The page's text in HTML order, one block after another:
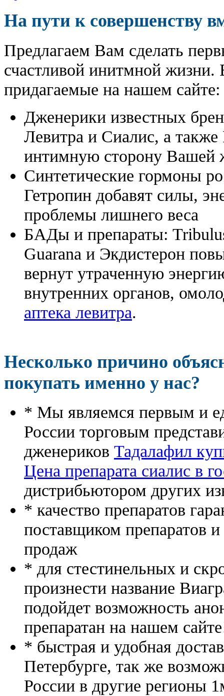
На пути к совершенству
Предлагаем Вам сделать
счастливой инитмной жизни.
придагаемые на нашем сайте:
Дженерики известных
Левитра и Сиалис, а
интимную сторону Вашей
Синтетические гормоны
Гетропин добавят силы,
проблемы лишнего веса
БАДы и препараты:
Guarana и Экдистерон
вернут утраченную
внутренних органов,
аптека левитра.
Несколько причино
покупать именно у нас?
* Мы являемся первым и
России торговым
дженериков Тадалафил
Цена препарата сиалис в
дистрибьютором других
* качество препаратов
поставщиком препаратов
продаж
* для стестинельных и
произнести название
подойдет возможность
препаратан на нашем
* быстрая и удобная
Петербурге, так же
России в другие регионы